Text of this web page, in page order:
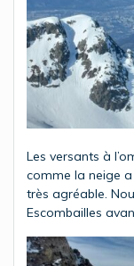
Les versants à
comme la neige
très agréable.
Escombailles